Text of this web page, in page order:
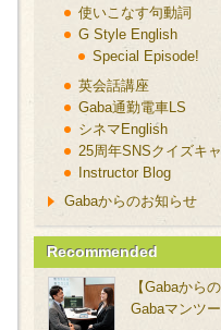
使いこなす句動詞
G Style English
Special Episode!
英会話講座
Gaba通勤電車LS
シネマEnglish
25周年SNSクイズキ
Instructor Blog
Gabaからのお知らせ
Recommended
【Gabaから
Gabaマンツ